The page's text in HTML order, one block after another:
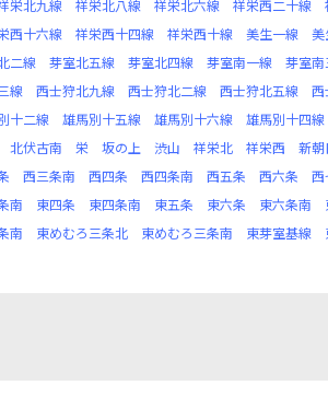
栄北九線 祥栄北八線 祥栄北六線 祥栄西二十線
西十六線 祥栄西十四線 祥栄西十線 美生一線 美
二線 芽室北五線 芽室北四線 芽室南一線 芽室南
線 西士狩北九線 西士狩北二線 西士狩北五線 西
十二線 雄馬別十五線 雄馬別十六線 雄馬別十四線
北伏古南 栄 坂の上 渋山 祥栄北 祥栄西 新朝
西三条南 西四条 西四条南 西五条 西六条 西
南 東四条 東四条南 東五条 東六条 東六条南
南 東めむろ三条北 東めむろ三条南 東芽室基線